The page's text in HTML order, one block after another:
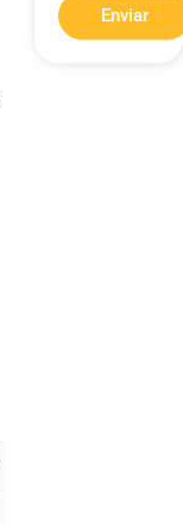
Enviar